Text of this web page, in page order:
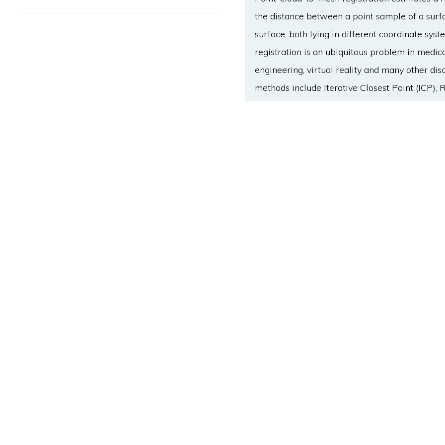
the distance between a point sample of a
surface, both lying in different coordinate
registration is an ubiquitous problem in
engineering, virtual reality and many other
methods include Iterative Closest Point (ICP),